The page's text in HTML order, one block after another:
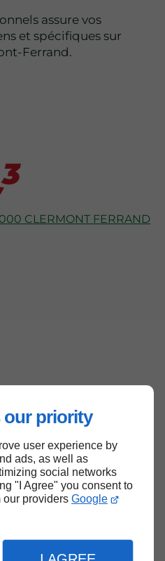
our priority
user experience by
ads, as well as
social networks
"I Agree" you consent to
our providers Google
CLERMONT FERRAND
assure vos
et spécifiques sur
Ferrand.
de page